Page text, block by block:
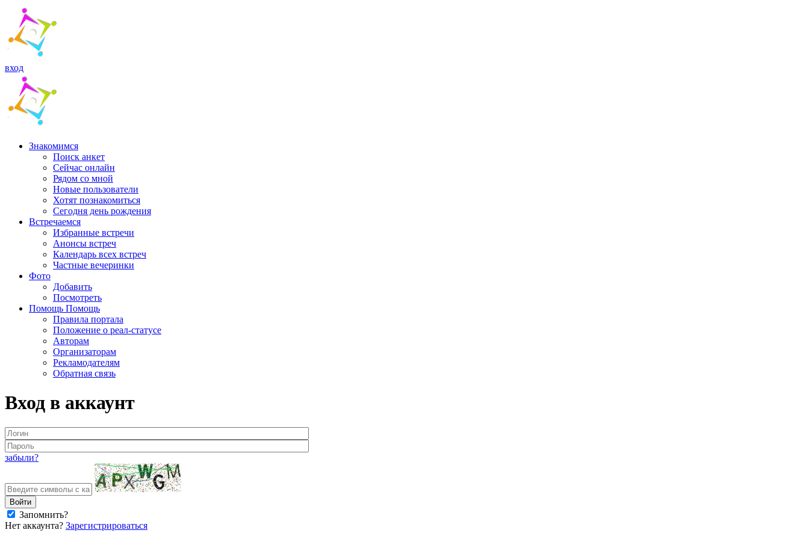
вход
Знакомимся
Поиск анкет
Сейчас онлайн
Рядом со мной
Новые пользователи
Хотят познакомиться
Cегодня день рождения
Встречаемся
Избранные встречи
Анонсы встреч
Календарь всех встреч
Частные вечеринки
Фото
Добавить
Посмотреть
Помощь Помощь
Правила портала
Положение о реал-статусе
Авторам
Организаторам
Рекламодателям
Обратная связь
Вход в аккаунт
забыли?
Запомнить?
Нет аккаунта? Зарегистрироваться